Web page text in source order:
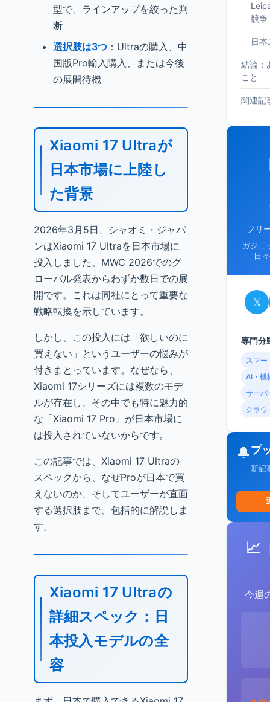
型で、ラインアップを絞った判
断
選択肢は3つ ：Ultraの購入、中
国版Pro輸入購入、または今後
の展開待機
Xiaomi 17 Ultraが
日本市場に上陸し
た背景
2026年3月5日、シャオミ・ジャパ
ンはXiaomi 17 Ultraを日本市場に
投入しました。MWC 2026でのグ
ローバル発表からわずか数日での展
開です。これは同社にとって重要な
戦略転換を示しています。
しかし、この投入には「欲しいのに
買えない」というユーザーの悩みが
付きまとっています。なぜなら、
Xiaomi 17シリーズには複数のモデ
ルが存在し、その中でも特に魅力的
な「Xiaomi 17 Pro」が日本市場に
は投入されていないからです。
この記事では、Xiaomi 17 Ultraの
スペックから、なぜProが日本で買
えないのか、そしてユーザーが直面
する選択肢まで、包括的に解説しま
す。
Xiaomi 17 Ultraの
詳細スペック：日
本投入モデルの全
容
競争
日
結論：
こと
関連記
フリ
ガジェ
日
𝕏
専門分
スマー
AI・機
サーバ
クラウ
🔔プ
新記
📈
今週